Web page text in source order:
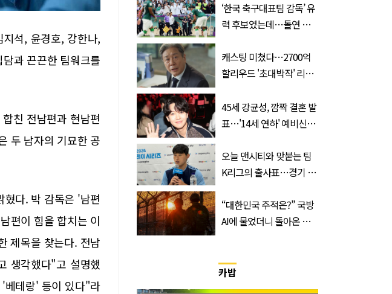
석, 윤경호, 강한나,
과 끈끈한 팀워크를
친 전남편과 현남편
두 남자의 기묘한 공
혔다. 박 감독은 '남편
편이 힘을 합치는 이
제목을 찾는다. 전남
생각했다"고 설명했
베테랑' 등이 있다"라
‘한국 축구대표팀 감독’ 유
력 후보였는데…돌연 코
‘거장’
캐스팅 미쳤다…2700억
할리우드 '초대박작' 리메
45세 강균성, 깜짝 결혼 발
표…'14세 연하' 예비신부
오늘 맨시티와 맞붙는 팀
K리그의 출사표…경기 시
“대한민국 주적은?” 국방
AI에 물었더니 돌아온 뜻
카밥